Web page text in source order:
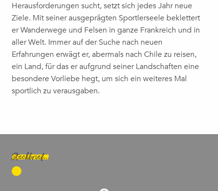
Herausforderungen sucht, setzt sich jedes Jahr neue
Ziele. Mit seiner ausgeprägten Sportlerseele beklettert
er Wanderwege und Felsen in ganze Frankreich und in
aller Welt. Immer auf der Suche nach neuen
Erfahrungen erwägt er, abermals nach Chile zu reisen,
ein Land, für das er aufgrund seiner Landschaften eine
besondere Vorliebe hegt, um sich ein weiteres Mal
sportlich zu verausgaben.
Steckbrief...